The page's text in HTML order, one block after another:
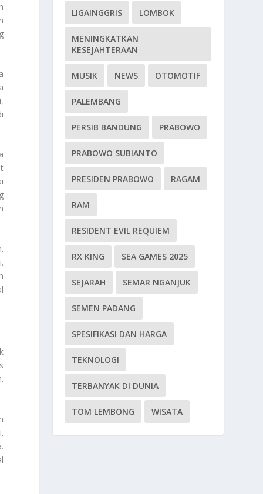
LIGAINGGRIS LOMBOK
MENINGKATKAN
KESEJAHTERAAN
MUSIK NEWS OTOMOTIF
PALEMBANG
PERSIB BANDUNG PRABOWO
PRABOWO SUBIANTO
PRESIDEN PRABOWO RAGAM
RAM
RESIDENT EVIL REQUIEM
RX KING SEA GAMES 2025
SEJARAH SEMAR NGANJUK
SEMEN PADANG
SPESIFIKASI DAN HARGA
TEKNOLOGI
TERBANYAK DI DUNIA
TOM LEMBONG WISATA